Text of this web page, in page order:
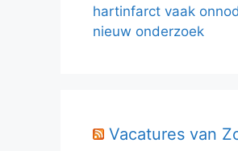
hartinfarct vaak
nieuw onderzoek
Vacatures van